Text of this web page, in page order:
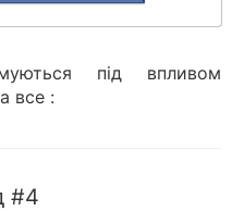
під впливом
все :
#4